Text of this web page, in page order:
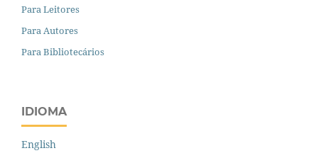
Para Leitores
Para Autores
Para Bibliotecários
IDIOMA
English